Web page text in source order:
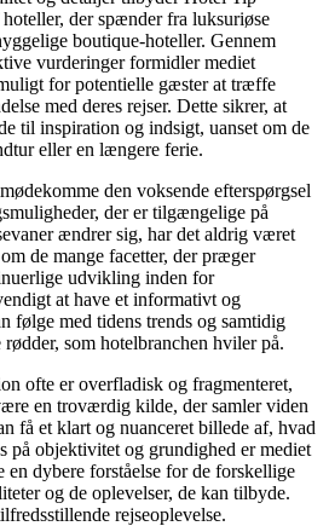
der spænder fra luksuriøse
boutique-hoteller. Gennem
vurderinger formidler mediet
for potentielle gæster at træffe
med deres rejser. Dette sikrer, at
til inspiration og indsigt, uanset om de
eller en længere ferie.
den voksende efterspørgsel
der er tilgængelige på
ændrer sig, har det aldrig været
de mange facetter, der præger
udvikling inden for
at have et informativt og
følge med tidens trends og samtidig
som hotelbranchen hviler på.
ofte er overfladisk og fragmenteret,
en troværdig kilde, der samler viden
få et klart og nuanceret billede af, hvad
på objektivitet og grundighed er mediet
dybere forståelse for de forskellige
og de oplevelser, de kan tilbyde.
rejseoplevelse.